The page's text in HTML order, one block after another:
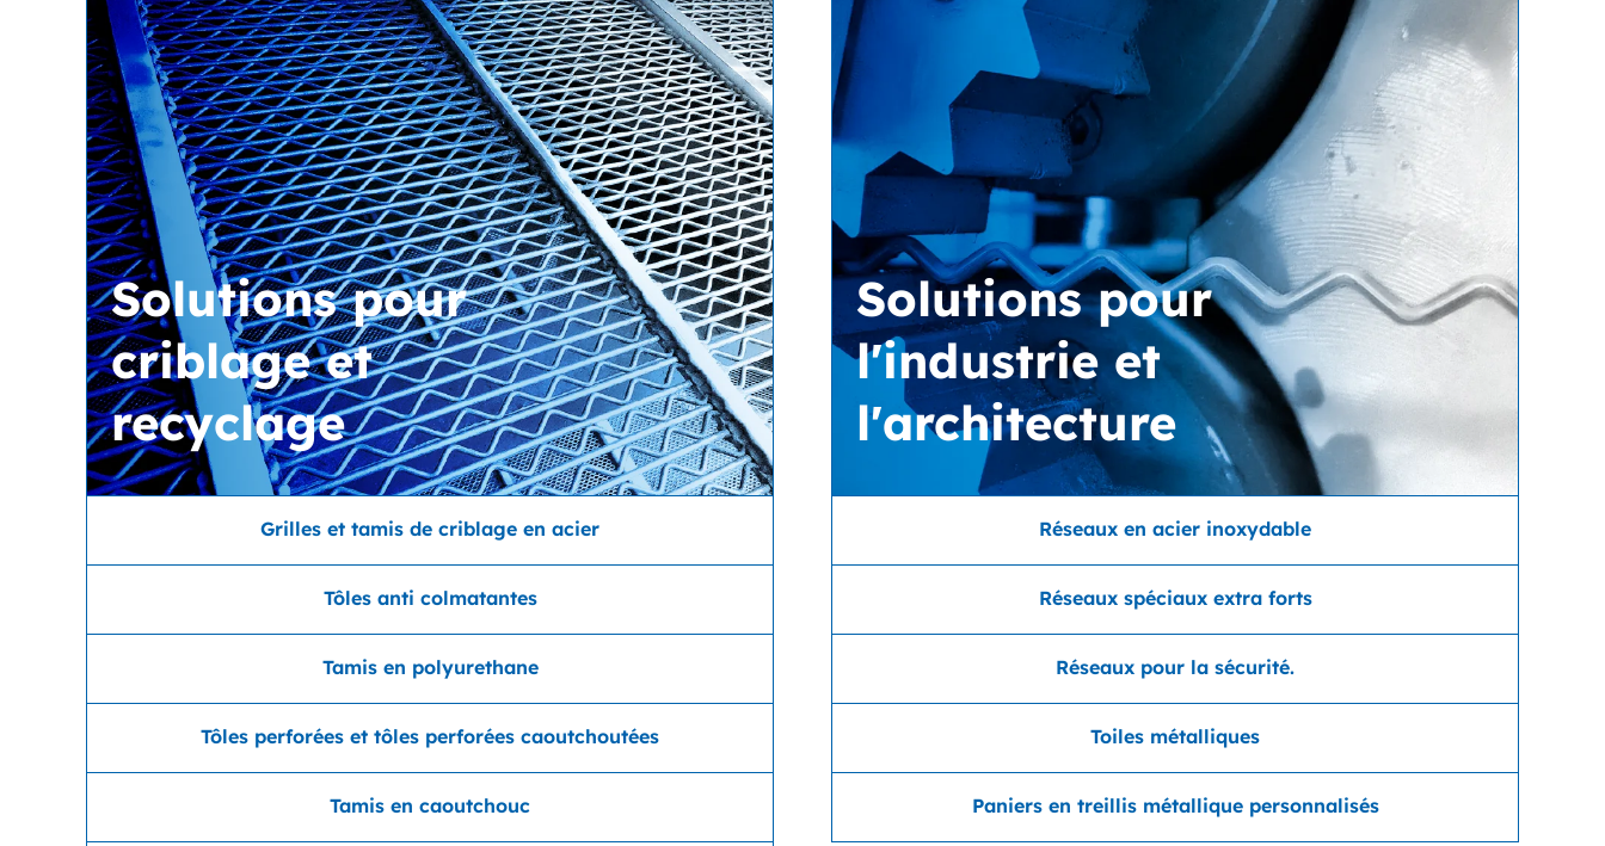
Solutions pour
criblage et
recyclage
Grilles et tamis de criblage en acier
Tôles anti colmatantes
Tamis en polyurethane
Tôles perforées et tôles perforées caoutchoutées
Tamis en caoutchouc
Solutions pour
l'industrie et
l'architecture
Réseaux en acier inoxydable
Réseaux spéciaux extra forts
Réseaux pour la sécurité.
Toiles métalliques
Paniers en treillis métallique personnalisés